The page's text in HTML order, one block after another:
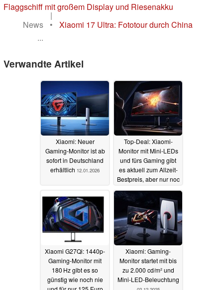
Flaggschiff mit großem Display und Riesenakku
|
News
•
Xiaomi 17 Ultra: Fototour durch China
...
Verwandte Artikel
Xiaomi: Neuer
Gaming-Monitor ist ab
sofort in Deutschland
erhältlich 12.01.2026
Top-Deal: Xiaomi-
Monitor mit Mini-LEDs
und fürs Gaming gibt
es aktuell zum Allzeit-
Bestpreis, aber nur noc
20.12.2025
Xiaomi G27Qi: 1440p-
Gaming-Monitor mit
180 Hz gibt es so
günstig wie noch nie
Xiaomi: Gaming-
Monitor startet mit bis
zu 2.000 cd/m² und
Mini-LED-Beleuchtung